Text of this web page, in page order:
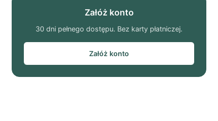
Załóż konto
30 dni pełnego dostępu. Bez karty płatniczej.
Załóż konto